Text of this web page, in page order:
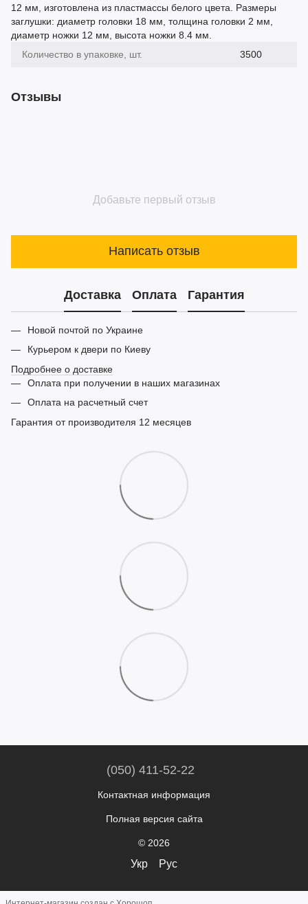
12 мм, изготовлена из пластмассы белого цвета. Размеры
заглушки: диаметр головки 18 мм, толщина головки 2 мм,
диаметр ножки 12 мм, высота ножки 8.4 мм.
Количество в упаковке, шт.
3500
Отзывы
Добавьте первый отзыв
Написать отзыв
Доставка Оплата Гарантия
Новой почтой по Украине
Курьером к двери по Киеву
Подробнее о доставке
Оплата при получении в наших магазинах
Оплата на расчетный счет
Гарантия от производителя 12 месяцев
(050) 411-52-22
Контактная информация
Полная версия сайта
© 2026
Укр Рус